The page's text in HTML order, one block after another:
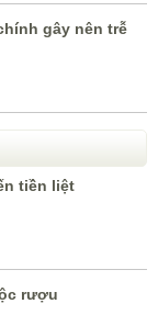
gây nên trễ
tiền liệt
rượu